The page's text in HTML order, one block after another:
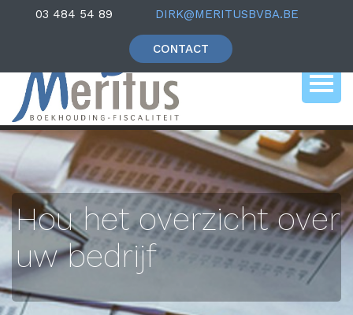
03 484 54 89 DIRK@MERITUSBVBA.BE
CONTACT
Hou het overzicht over
uw bedrijf